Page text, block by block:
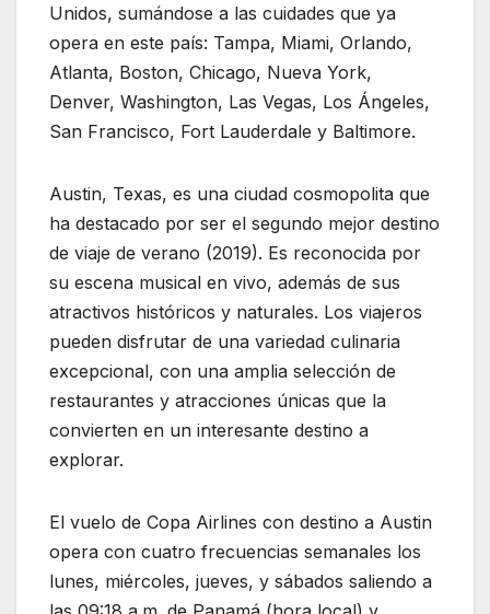
Unidos, sumándose a las cuidades que ya
opera en este país: Tampa, Miami, Orlando,
Atlanta, Boston, Chicago, Nueva York,
Denver, Washington, Las Vegas, Los Ángeles,
San Francisco, Fort Lauderdale y Baltimore.
Austin, Texas, es una ciudad cosmopolita que
ha destacado por ser el segundo mejor destino
de viaje de verano (2019). Es reconocida por
su escena musical en vivo, además de sus
atractivos históricos y naturales. Los viajeros
pueden disfrutar de una variedad culinaria
excepcional, con una amplia selección de
restaurantes y atracciones únicas que la
convierten en un interesante destino a
explorar.
El vuelo de Copa Airlines con destino a Austin
opera con cuatro frecuencias semanales los
lunes, miércoles, jueves, y sábados saliendo a